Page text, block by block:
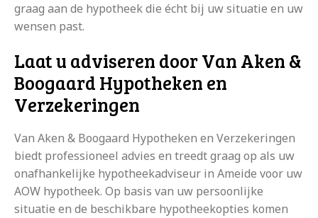
graag aan de hypotheek die écht bij uw situatie en uw
wensen past.
Laat u adviseren door Van Aken &
Boogaard Hypotheken en
Verzekeringen
Van Aken & Boogaard Hypotheken en Verzekeringen
biedt professioneel advies en treedt graag op als uw
onafhankelijke hypotheekadviseur in Ameide voor uw
AOW hypotheek. Op basis van uw persoonlijke
situatie en de beschikbare hypotheekopties komen